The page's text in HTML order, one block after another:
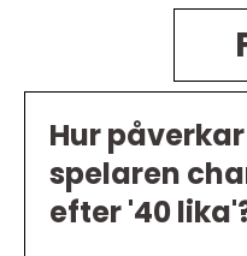
Hur
spelaren
efter '40